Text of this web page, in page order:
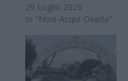
29 Luglio 2026
In "Novi-Acqui-Ovada"